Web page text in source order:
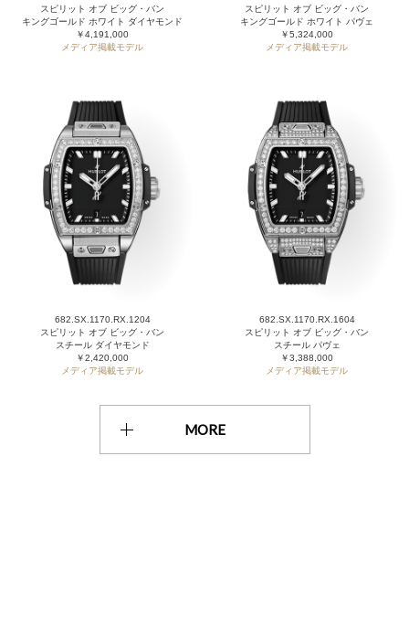
スピリット オブ ビッグ・バン
キングゴールド ホワイト ダイヤモンド
￥4,191,000
メディア掲載モデル
スピリット オブ ビッグ・バン
キングゴールド ホワイト パヴェ
￥5,324,000
メディア掲載モデル
682.SX.1170.RX.1204
スピリット オブ ビッグ・バン
スチール ダイヤモンド
￥2,420,000
メディア掲載モデル
682.SX.1170.RX.1604
スピリット オブ ビッグ・バン
スチール パヴェ
￥3,388,000
メディア掲載モデル
MORE